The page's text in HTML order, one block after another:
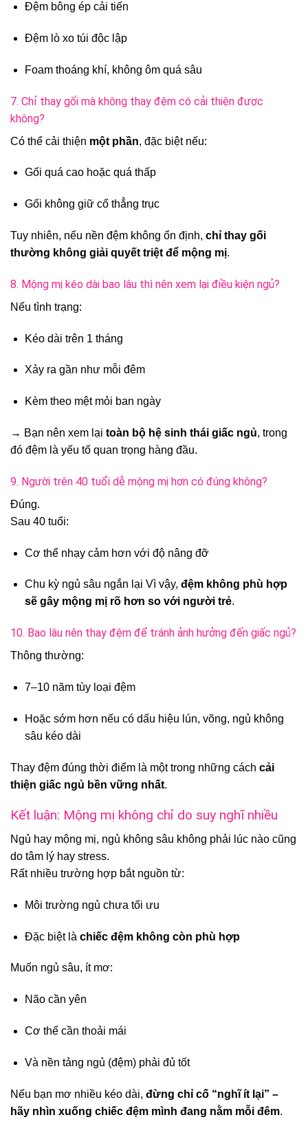
Đệm bông ép cải tiến
Đệm lò xo túi độc lập
Foam thoáng khí, không ôm quá sâu
7. Chỉ thay gối mà không thay đệm có cải thiện được
không?
Có thể cải thiện một phần, đặc biệt nếu:
Gối quá cao hoặc quá thấp
Gối không giữ cổ thẳng trục
Tuy nhiên, nếu nền đệm không ổn định, chỉ thay gối
thường không giải quyết triệt để mộng mị.
8. Mộng mị kéo dài bao lâu thì nên xem lại điều kiện ngủ?
Nếu tình trạng:
Kéo dài trên 1 tháng
Xảy ra gần như mỗi đêm
Kèm theo mệt mỏi ban ngày
→ Bạn nên xem lại toàn bộ hệ sinh thái giấc ngủ, trong
đó đệm là yếu tố quan trọng hàng đầu.
9. Người trên 40 tuổi dễ mộng mị hơn có đúng không?
Đúng.
Sau 40 tuổi:
Cơ thể nhạy cảm hơn với độ nâng đỡ
Chu kỳ ngủ sâu ngắn lại Vì vậy, đệm không phù hợp
sẽ gây mộng mị rõ hơn so với người trẻ.
10. Bao lâu nên thay đệm để tránh ảnh hưởng đến giấc ngủ?
Thông thường:
7–10 năm tùy loại đệm
Hoặc sớm hơn nếu có dấu hiệu lún, võng, ngủ không
sâu kéo dài
Thay đệm đúng thời điểm là một trong những cách cải
thiện giấc ngủ bền vững nhất.
Kết luận: Mộng mị không chỉ do suy nghĩ nhiều
Ngủ hay mộng mị, ngủ không sâu không phải lúc nào cũng
do tâm lý hay stress.
Rất nhiều trường hợp bắt nguồn từ:
Môi trường ngủ chưa tối ưu
Đặc biệt là chiếc đệm không còn phù hợp
Muốn ngủ sâu, ít mơ:
Não cần yên
Cơ thể cần thoải mái
Và nền tảng ngủ (đệm) phải đủ tốt
Nếu bạn mơ nhiều kéo dài, đừng chỉ cố “nghĩ ít lại” –
hãy nhìn xuống chiếc đệm mình đang nằm mỗi đêm.